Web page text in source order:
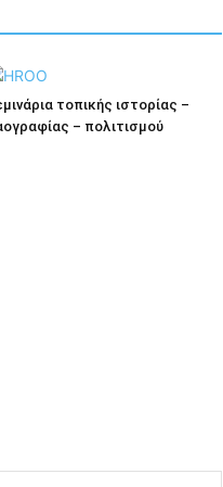
τοπικής ιστορίας –
– πολιτισμού